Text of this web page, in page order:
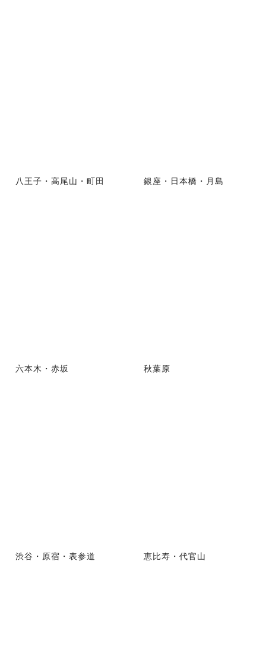
八王子・高尾山・町田 銀座・日本橋・月島
六本木・赤坂 秋葉原
渋谷・原宿・表参道 恵比寿・代官山